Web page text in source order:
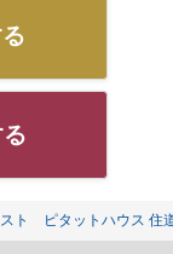
ト ピタットハウス 住